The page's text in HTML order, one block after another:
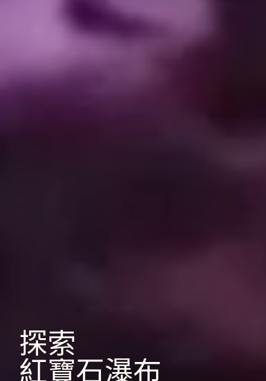
探索
紅寶石瀑布